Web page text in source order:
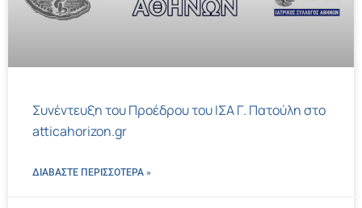
Συνέντευξη του Προέδρου του ΙΣΑ Γ. Πατούλη στο
atticahorizon.gr
ΔΙΑΒΑΣΤΕ ΠΕΡΙΣΣΌΤΕΡΑ »